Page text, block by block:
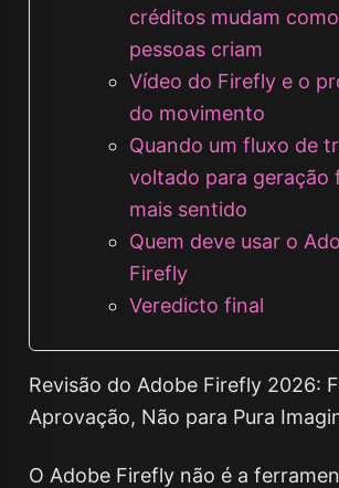
créditos mudam
pessoas criam
Vídeo do Firefly e o
do movimento
Quando um fluxo de
voltado para geração
mais sentido
Quem deve usar o
Firefly
Veredicto final
Revisão do Adobe Firefly 2026:
Aprovação, Não para Pura
O Adobe Firefly não é a